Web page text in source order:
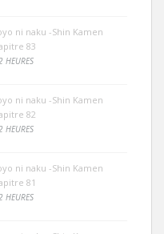
ni naku -Shin Kamen
83
HEURES
ni naku -Shin Kamen
82
HEURES
ni naku -Shin Kamen
81
HEURES